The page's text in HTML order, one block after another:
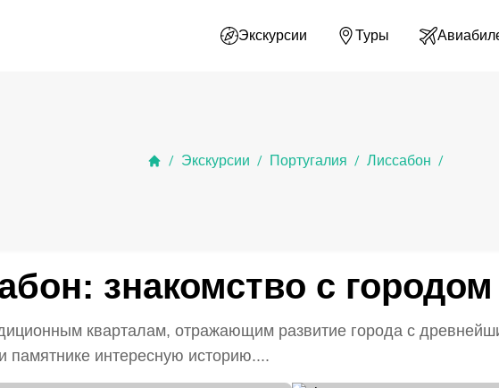
Экскурсии Туры
/ Экскурсии / Португалия / Лиссабон /
знакомство с городом
кварталам, отражающим развитие города с
интересную историю....